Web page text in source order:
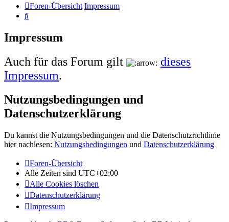
Foren-Übersicht Impressum
Suche
Impressum
Auch für das Forum gilt
dieses
Impressum.
Nutzungsbedingungen und
Datenschutzerklärung
Du kannst die Nutzungsbedingungen und die Datenschutzrichtlinie
hier nachlesen: Nutzungsbedingungen und Datenschutzerklärung
Foren-Übersicht
Alle Zeiten sind UTC+02:00
Alle Cookies löschen
Datenschutzerklärung
Impressum